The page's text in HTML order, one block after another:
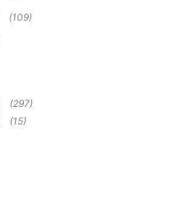
(109)
(297)
(15)